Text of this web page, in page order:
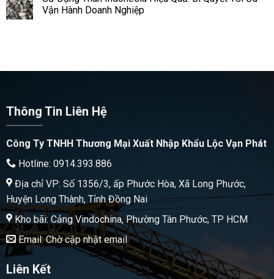
Vận Hành Doanh Nghiệp
Thông Tin Liên Hệ
Công Ty TNHH Thương Mại Xuất Nhập Khẩu Lộc Vạn Phát
Hotline: 0914.393.886
Địa chỉ VP: Số 1356/3, ấp Phước Hòa, Xã Long Phước,
Huyện Long Thành, Tỉnh Đồng Nai
Kho bãi: Cảng Vindochina, Phường Tân Phước, TP HCM
Email: Chờ cập nhật email
Liên Kết